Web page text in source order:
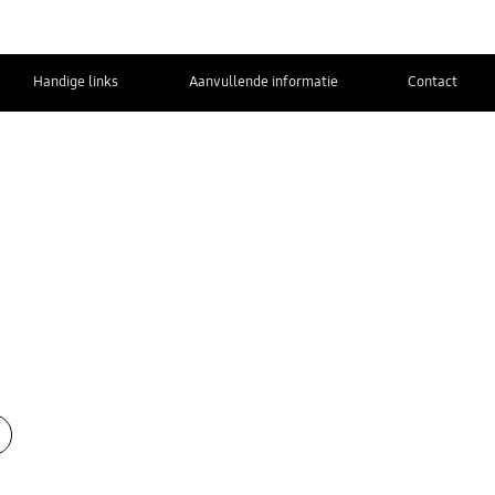
Handige links Aanvullende informatie Contact